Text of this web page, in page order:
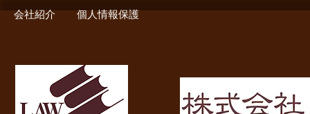
会社紹介 個人情報保護